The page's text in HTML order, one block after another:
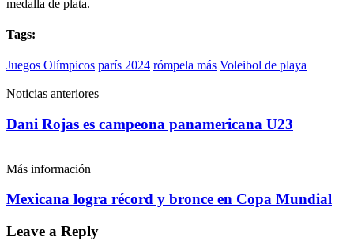
medalla de plata.
Tags:
Juegos Olímpicos parís 2024 rómpela más Voleibol de playa
Noticias anteriores
Dani Rojas es campeona panamericana U23
Más información
Mexicana logra récord y bronce en Copa Mundial
Leave a Reply